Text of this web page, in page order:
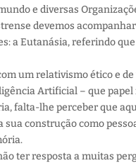
e diversas
devemos
a Eutanásia, referindo
um relativismo ético e
Artificial – que
falta-lhe perceber que
construção como
ter resposta a muitas